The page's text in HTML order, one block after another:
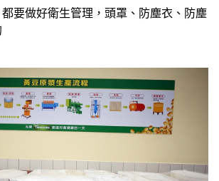
要做好衛生管理，頭罩、防塵衣、防塵